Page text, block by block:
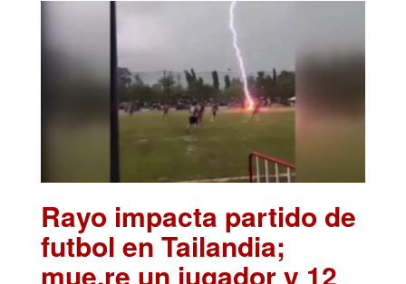
Rayo impacta partido de
futbol en Tailandia;
mue.re un jugador y 12